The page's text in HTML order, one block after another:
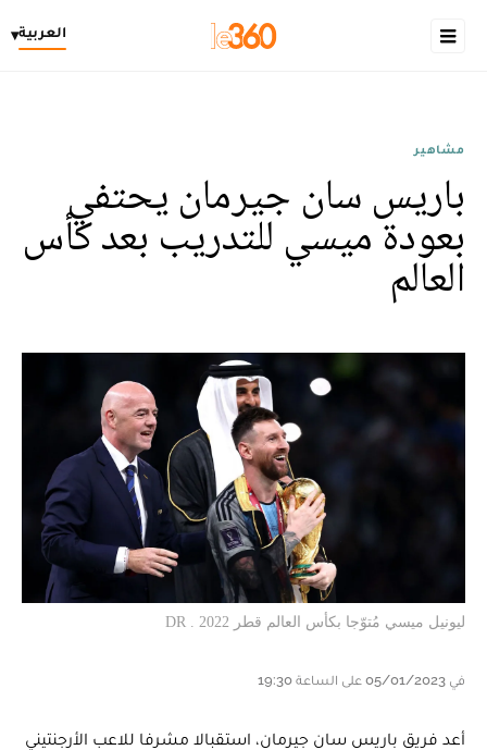
العربية▾
مشاهير
باريس سان جيرمان يحتفي
بعودة ميسي للتدريب بعد كأس
العالم
ليونيل ميسي مُتوّجا بكأس العالم قطر 2022 . DR
في 05/01/2023 على الساعة 19:30
أعد فريق باريس سان جيرمان، استقبالا مشرفا للاعب الأرجنتيني